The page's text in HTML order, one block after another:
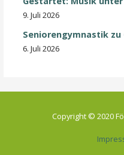
9. Juli 2026
Seniorengymnastik zu
6. Juli 2026
Copyright © 2020